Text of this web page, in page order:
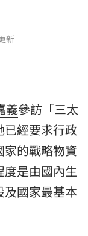
新
義參訪「三太
已經要求行政
的戰略物資
是由國內生
國家最基本